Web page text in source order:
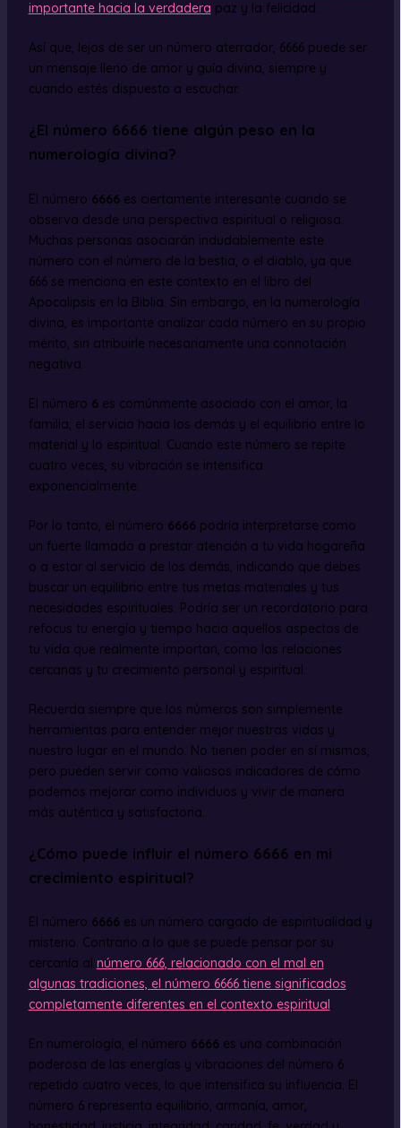
importante hacia la verdadera paz y la felicidad.
Así que, lejos de ser un número aterrador, 6666 puede ser
un mensaje lleno de amor y guía divina, siempre y
cuando estés dispuesto a escuchar.
¿El número 6666 tiene algún peso en la
numerología divina?
El número 6666es ciertamente interesante cuando se
observa desde una perspectiva espiritual o religiosa.
Muchas personas asociarán indudablemente este
número con el número de la bestia, o el diablo, ya que
666 se menciona en este contexto en el libro del
Apocalipsis en la Biblia. Sin embargo, en la numerología
divina, es importante analizar cada número en su propio
mérito, sin atribuirle necesariamente una connotación
negativa.
El número 6es comúnmente asociado con el amor, la
familia, el servicio hacia los demás y el equilibrio entre lo
material y lo espiritual. Cuando este número se repite
cuatro veces, su vibración se intensifica
exponencialmente.
Por lo tanto, el número 6666podría interpretarse como
un fuerte llamado a prestar atención a tu vida hogareña
o a estar al servicio de los demás, indicando que debes
buscar un equilibrio entre tus metas materiales y tus
necesidades espirituales. Podría ser un recordatorio para
refocus tu energía y tiempo hacia aquellos aspectos de
tu vida que realmente importan, como las relaciones
cercanas y tu crecimiento personal y espiritual.
Recuerda siempre que los números son simplemente
herramientas para entender mejor nuestras vidas y
nuestro lugar en el mundo. No tienen poder en sí mismos,
pero pueden servir como valiosos indicadores de cómo
podemos mejorar como individuos y vivir de manera
más auténtica y satisfactoria.
¿Cómo puede influir el número 6666 en mi
crecimiento espiritual?
El número 6666es un número cargado de espiritualidad y
misterio. Contrario a lo que se puede pensar por su
cercanía al número 666, relacionado con el mal en
algunas tradiciones, el número 6666 tiene significados
completamente diferentes en el contexto espiritual.
En numerología, el número 6666es una combinación
poderosa de las energías y vibraciones del número 6
repetido cuatro veces, lo que intensifica su influencia. El
número 6 representa equilibrio, armonía, amor,